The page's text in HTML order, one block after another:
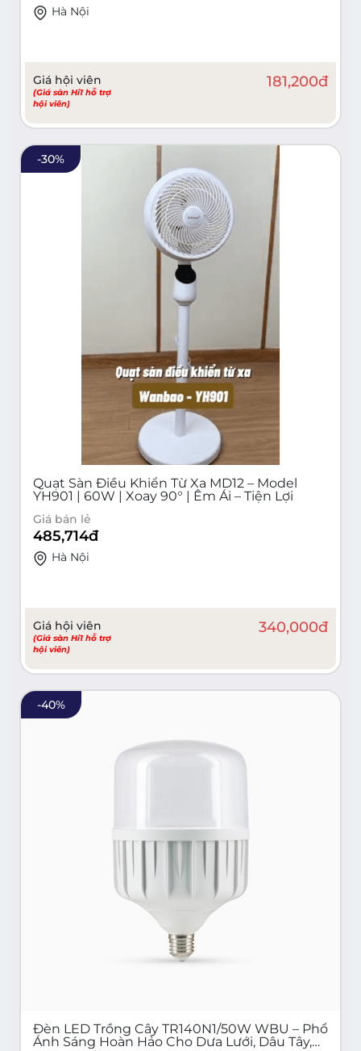
Hà Nội
Giá hội viên
(Giá sàn Hi1 hỗ trợ
hội viên)
181,200đ
-30%
Quạt Sàn Điều Khiển Từ Xa MD12 – Model
YH901 | 60W | Xoay 90° | Êm Ái – Tiện Lợi
Giá bán lẻ
485,714đ
Hà Nội
Giá hội viên
(Giá sàn Hi1 hỗ trợ
hội viên)
340,000đ
-40%
Đèn LED Trồng Cây TR140N1/50W WBU – Phổ
Ánh Sáng Hoàn Hảo Cho Dưa Lưới, Dâu Tây,